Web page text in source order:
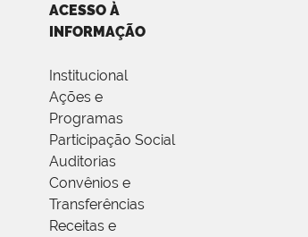
ACESSO À
INFORMAÇÃO
Institucional
Ações e
Programas
Participação Social
Auditorias
Convênios e
Transferências
Receitas e